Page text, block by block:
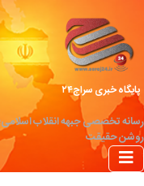
پایگاه خبری سراج۲۴
رسانه تخصصی جبهه انقلاب
روشن حقیقت